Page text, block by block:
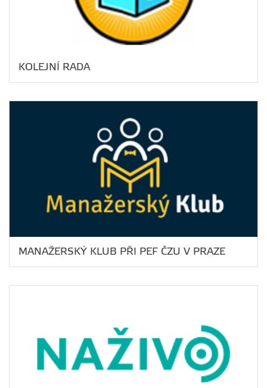
KOLEJNÍ RADA
MANAŽERSKÝ KLUB PŘI PEF ČZU V PRAZE